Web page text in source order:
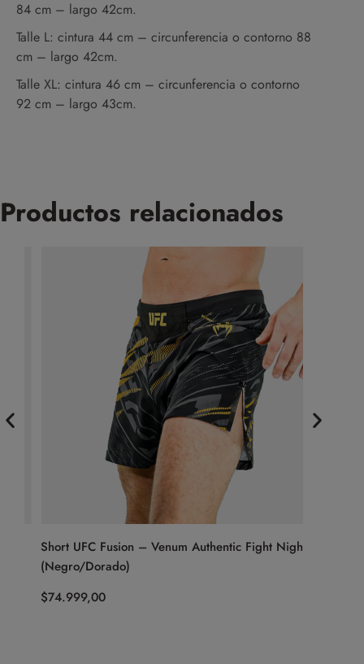
84 cm – largo 42cm.
Talle L: cintura 44 cm – circunferencia o contorno 88
cm – largo 42cm.
Talle XL: cintura 46 cm – circunferencia o contorno
92 cm – largo 43cm.
Productos relacionados
Short UFC Fusion – Venum Authentic Fight Night
(Negro/Dorado)
74.999,00